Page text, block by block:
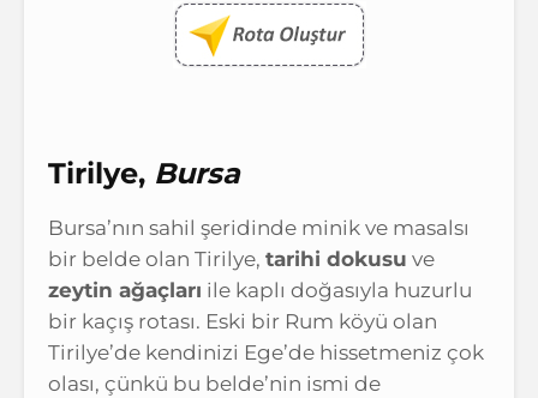
Tirilye, Bursa
Bursa’nın sahil şeridinde minik ve masalsı
bir belde olan Tirilye, tarihi dokusu ve
zeytin ağaçları ile kaplı doğasıyla huzurlu
bir kaçış rotası. Eski bir Rum köyü olan
Tirilye’de kendinizi Ege’de hissetmeniz çok
olası, çünkü bu belde’nin ismi de